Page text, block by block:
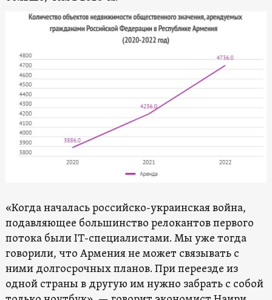
«Когда началась российско-украинская война,
подавляющее большинство релокантов первого
потока были IT-специалистами. Мы уже тогда
говорили, что Армения не может связывать с
ними долгосрочных планов. При переезде из
одной страны в другую им нужно забрать с собой